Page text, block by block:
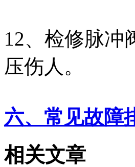
12、检修脉冲
压伤人。
六、常见故障
相关文章